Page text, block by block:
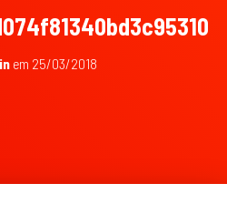
em 25/03/2018